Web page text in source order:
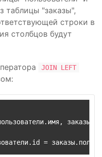
таблицы "заказы",
строки в
столбцов будут
JOIN LEFT
=